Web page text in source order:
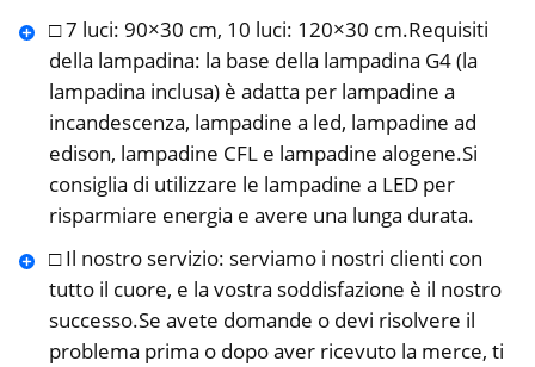
□ 7 luci: 90×30 cm, 10 luci: 120×30 cm.Requisiti
della lampadina: la base della lampadina G4 (la
lampadina inclusa) è adatta per lampadine a
incandescenza, lampadine a led, lampadine ad
edison, lampadine CFL e lampadine alogene.Si
consiglia di utilizzare le lampadine a LED per
risparmiare energia e avere una lunga durata.
□ Il nostro servizio: serviamo i nostri clienti con
tutto il cuore, e la vostra soddisfazione è il nostro
successo.Se avete domande o devi risolvere il
problema prima o dopo aver ricevuto la merce, ti